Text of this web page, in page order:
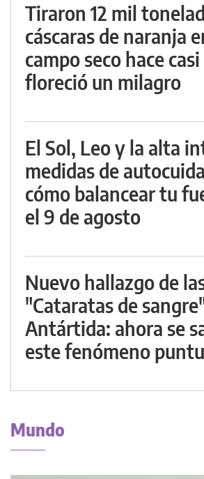
Tiraron 12 mil
cáscaras de naranja
campo seco hace
floreció un milagro
El Sol, Leo y la alta
medidas de
cómo balancear tu
el 9 de agosto
Nuevo hallazgo de
"Cataratas de
Antártida: ahora se
este fenómeno
Mundo